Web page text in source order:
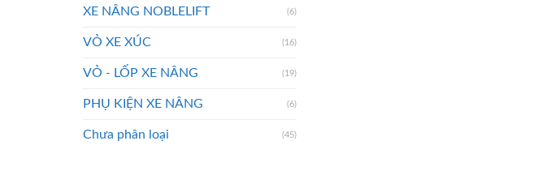
XE NÂNG NOBLELIFT (6)
VỎ XE XÚC (16)
VỎ - LỐP XE NÂNG (19)
PHỤ KIỆN XE NÂNG (6)
Chưa phân loại (45)